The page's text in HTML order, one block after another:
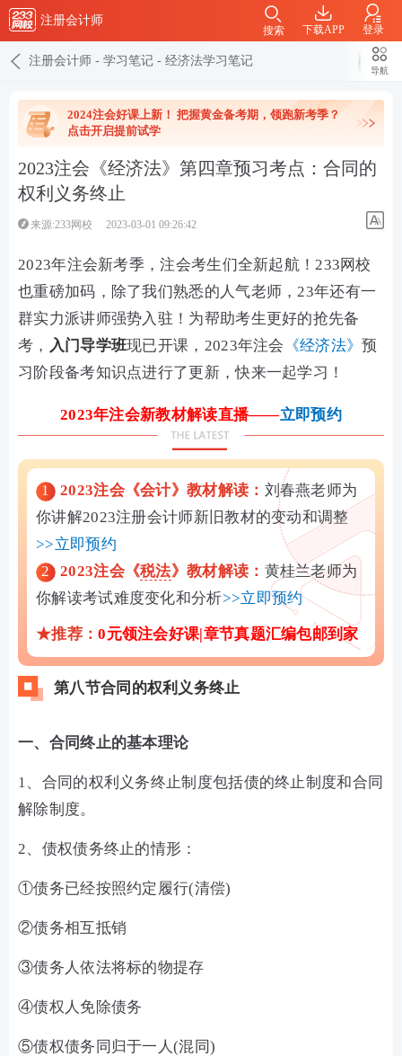
注册会计师
下载APP 登录
搜索
注册会计师 - 学习笔记 - 经济法学习笔记
导航
2024注会好课上新！ 把握黄金备考期，领跑新考季？
点击开启提前试学
2023注会《经济法》第四章预习考点：合同的
权利义务终止
来源:233网校 2023-03-01 09:26:42
2023年注会新考季，注会考生们全新起航！233网校
也重磅加码，除了我们熟悉的人气老师，23年还有一
群实力派讲师强势入驻！为帮助考生更好的抢先备
考， 入门导学班现已开课，2023年注会 《经济法》预
习阶段备考知识点进行了更新，快来一起学习！
2023年注会新教材解读直播——立即预约
1 2023注会《会计》教材解读： 刘春燕老师为
你讲解2023注册会计师新旧教材的变动和调整
>>立即预约
2
2023注会《税法》教材解读： 黄桂兰老师为
你解读考试难度变化和分析>>立即预约
★推荐：0元领注会好课|章节真题汇编包邮到家
第八节合同的权利义务终止
一、合同终止的基本理论
1、合同的权利义务终止制度包括债的终止制度和合同
解除制度。
2、债权债务终止的情形：
①债务已经按照约定履行(清偿)
②债务相互抵销
③债务人依法将标的物提存
④债权人免除债务
⑤债权债务同归于一人(混同)